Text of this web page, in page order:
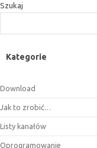
Szukaj
Kategorie
Download
Jak to zrobić…
Listy kanałów
Oprogramowanie